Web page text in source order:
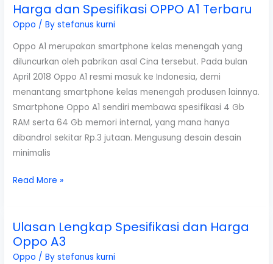
dan
Harga
F11
Harga dan Spesifikasi OPPO A1 Terbaru
Oppo / Bystefanus kurni
Oppo A1 merupakan smartphone kelas menengah yang
diluncurkan oleh pabrikan asal Cina tersebut. Pada bulan
April 2018 Oppo A1 resmi masuk ke Indonesia, demi
menantang smartphone kelas menengah produsen lainnya.
Smartphone Oppo A1 sendiri membawa spesifikasi 4 Gb
RAM serta 64 Gb memori internal, yang mana hanya
dibandrol sekitar Rp.3 jutaan. Mengusung desain desain
minimalis
Harga
OPPO
A1
Terbaru
Read More »
Ulasan Lengkap Spesifikasi dan Harga
Oppo A3
Oppo / Bystefanus kurni